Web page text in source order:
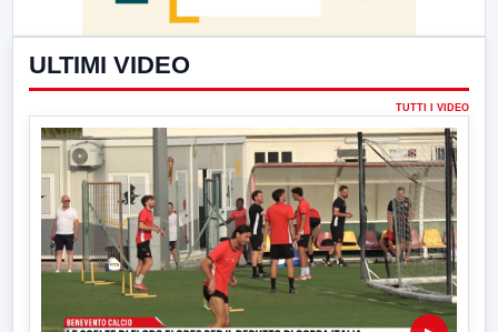
ULTIMI VIDEO
TUTTI I VIDEO